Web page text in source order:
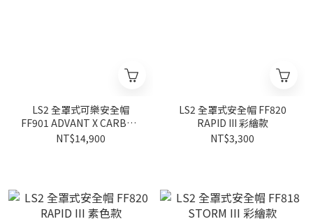
LS2 全罩式可樂安全帽
FF901 ADVANT X CARBON
素色款
NT$14,900
LS2 全罩式安全帽 FF820
RAPID III 彩繪款
NT$3,300